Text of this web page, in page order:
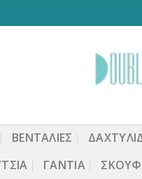
ΒΕΝΤΆΛΙΕΣ
ΓΆΝΤΙΑ